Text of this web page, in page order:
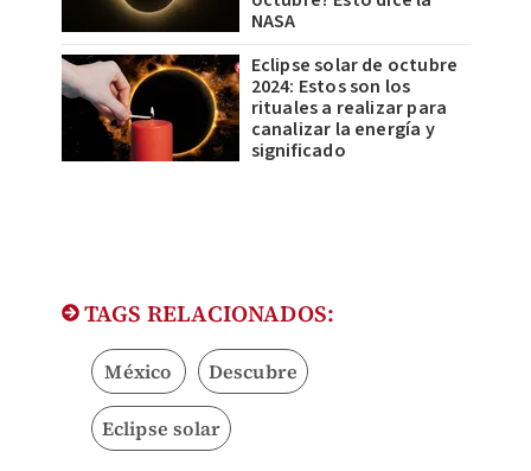
NASA
Eclipse solar de octubre
2024: Estos son los
rituales a realizar para
canalizar la energía y
significado
TAGS RELACIONADOS:
México Descubre
Eclipse solar